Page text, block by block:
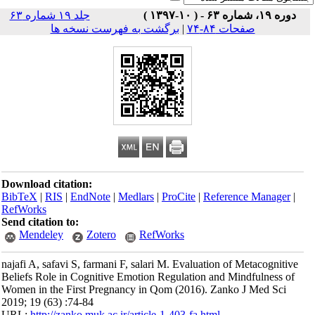
جلد ۱۹ شماره ۶۳
|برگشت به فهرست نسخه ها
Download citation:
BibTeX|RIS| EndNote |Medlars |ProCite|Reference
RefWorks
Send citation to:
Mendeley
Zotero RefWorks
najafi A, safavi S, farmani F, salari M. Evaluation of
Beliefs Role in Cognitive Emotion Regulation and
Women in the First Pregnancy in Qom (2016). Zanko J
2019; 19 (63) :74-84